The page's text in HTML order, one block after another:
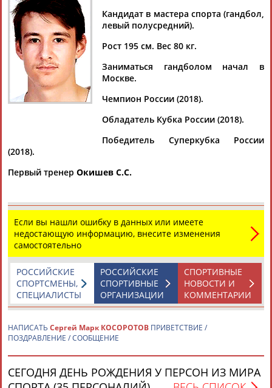
Аслаудин
АБАЕВ
Елена
АБАИМОВА
АБАКУМОВА
АБАЛАКИНА
Тамилла
АБАСОВА
Рамазан
АБАЧАРАЕВ
Ростом
АБАШИДЗЕ
АББАТЕ-
БУЛАТОВА
АББЯСОВА
АБДИКАРИМОВААБДРАХМАНОВ
Гандбол
Кандидат в мастера спорта (гандбол,
левый полусредний).
Рост 195 см. Вес 80 кг.
Заниматься гандболом начал в
Москве.
Чемпион России (2018).
Обладатель Кубка России (2018).
Победитель Суперкубка России
(2018).
Первый тренер Окишев С.С.
Если вы нашли ошибку в данных или имеете
недостающую информацию, внесите изменения
самостоятельно
СПОРТИВНЫЕ
НОВОСТИ И
КОММЕНТАРИИ
РОССИЙСКИЕ
СПОРТИВНЫЕ
ОРГАНИЗАЦИИ
РОССИЙСКИЕ
СПОРТСМЕНЫ,
СПЕЦИАЛИСТЫ
НАПИСАТЬ Сергей Марк КОСОРОТОВ ПРИВЕТСТВИЕ /
ПОЗДРАВЛЕНИЕ / СООБЩЕНИЕ
СЕГОДНЯ ДЕНЬ РОЖДЕНИЯ У ПЕРСОН ИЗ МИРА